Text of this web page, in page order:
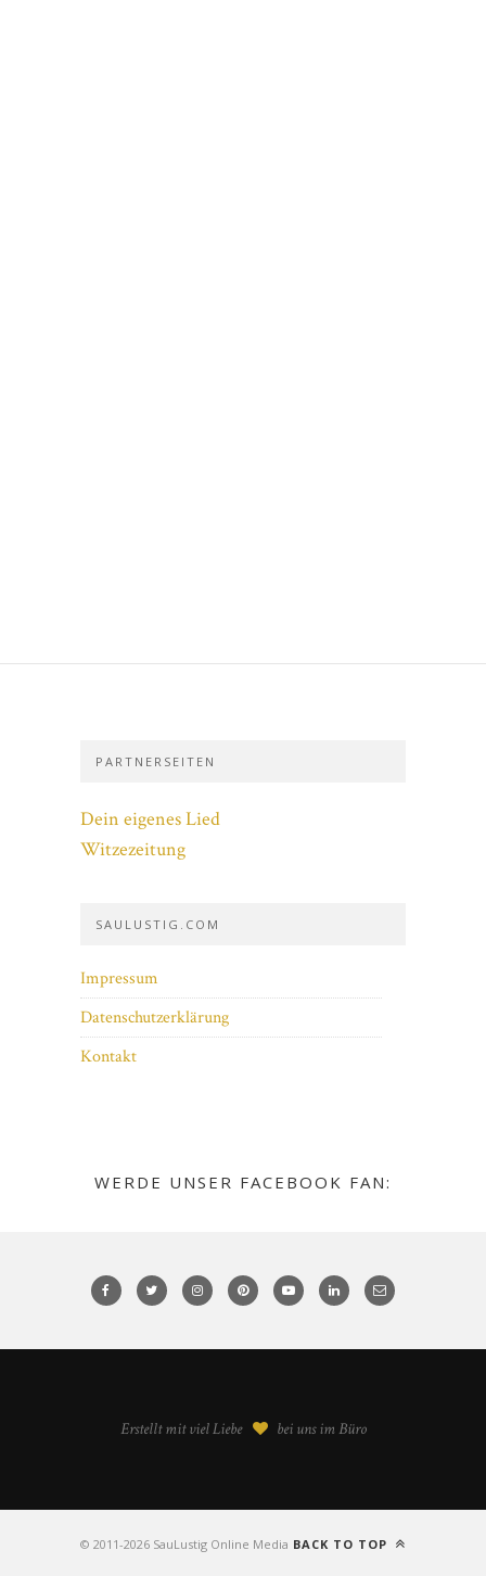
PARTNERSEITEN
Dein eigenes Lied
Witzezeitung
SAULUSTIG.COM
Impressum
Datenschutzerklärung
Kontakt
WERDE UNSER FACEBOOK FAN:
Erstellt mit viel Liebe bei uns im Büro
©️ 2011-2026 SauLustig Online Media BACK TO TOP